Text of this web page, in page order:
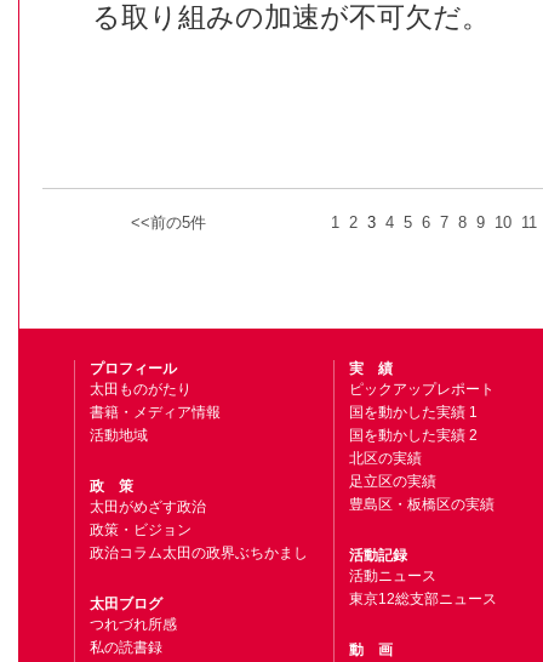
る取り組みの加速が不可欠だ。
<<前の5件 1 2 3 4 5 6 7 8 9 10 11
プロフィール
太田ものがたり
書籍・メディア情報
活動地域
政 策
太田がめざす政治
政策・ビジョン
政治コラム太田の政界ぶちかまし
太田ブログ
つれづれ所感
私の読書録
実 績
ピックアップレポート
国を動かした実績 1
国を動かした実績 2
北区の実績
足立区の実績
豊島区・板橋区の実績
活動記録
活動ニュース
東京12総支部ニュース
動 画